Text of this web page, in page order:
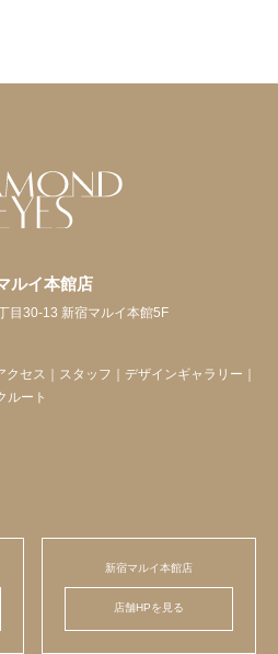
ルイ本館店
目30-13 新宿マルイ本館5F
クセス ｜ スタッフ ｜ デザインギャラリー ｜
ルート
新宿マルイ本館店
店舗HPを見る